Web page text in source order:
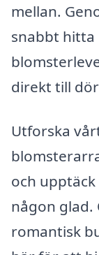
mellan.
snabbt hitta
direkt till
Utforska
och
någon glad.
romantisk